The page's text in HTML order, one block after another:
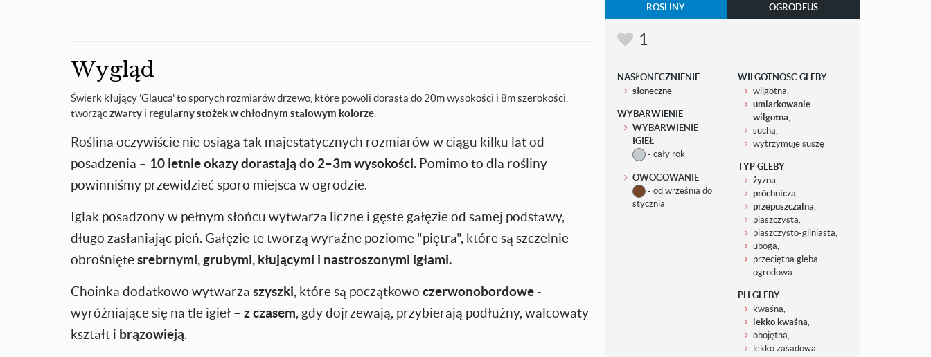
Wygląd
Świerk kłujący 'Glauca' to sporych rozmiarów drzewo, które powoli dorasta do 20m wysokości i 8m szerokości,
tworzączwarty i regularny stożek w chłodnym stalowym kolorze
Roślina oczywiście nie osiąga tak majestatycznych rozmiarów w ciągu kilku lat od
posadzenia – 10 letnie okazy dorastają do 2–3m wysokości. Pomimo to dla rośliny
powinniśmy przewidzieć sporo miejsca w ogrodzie.
Iglak posadzony w pełnym słońcu wytwarza liczne i gęste gałęzie od samej podstawy,
długo zasłaniając pień. Gałęzie te tworzą wyraźne poziome "piętra", które są szczelnie
obrośniętesrebrnymi, grubymi, kłującymi i nastroszonymi igłami.
Choinka dodatkowo wytwarza szyszki, które są początkowo czerwonobordowe -
wyróżniające się na tle igieł – z czasem, gdy dojrzewają, przybierają podłużny, walcowaty
kształt i brązowieją.
ROŚLINY
OGRODEUS
1
NASŁONECZNIENIE
słoneczne
WYBARWIENIE
WYBARWIENIE
IGIEŁ
- cały rok
OWOCOWANIE
- od września do
stycznia
WILGOTNOŚĆ GLEBY
wilgotna,
umiarkowanie
wilgotna
sucha,
wytrzymuje suszę
TYP GLEBY
żyzna
próchnicza
przepuszczalna
piaszczysta,
piaszczysto-gliniasta,
uboga,
przeciętna gleba
ogrodowa
PH GLEBY
kwaśna,
lekko kwaśna
obojętna,
lekko zasadowa